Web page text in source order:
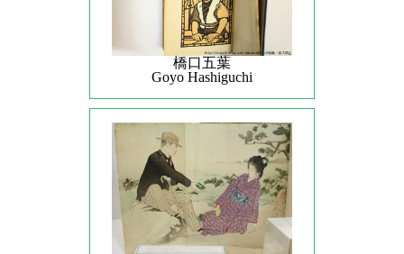
橋口五葉
Goyo Hashiguchi